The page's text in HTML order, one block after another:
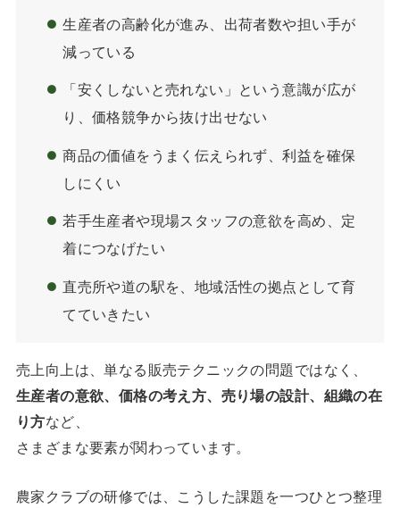
生産者の高齢化が進み、出荷者数や担い手が
減っている
「安くしないと売れない」という意識が広が
り、価格競争から抜け出せない
商品の価値をうまく伝えられず、利益を確保
しにくい
若手生産者や現場スタッフの意欲を高め、定
着につなげたい
直売所や道の駅を、地域活性の拠点として育
てていきたい
売上向上は、単なる販売テクニックの問題ではなく、
生産者の意欲、価格の考え方、売り場の設計、組織の在
り方など、
さまざまな要素が関わっています。
農家クラブの研修では、こうした課題を一つひとつ整理